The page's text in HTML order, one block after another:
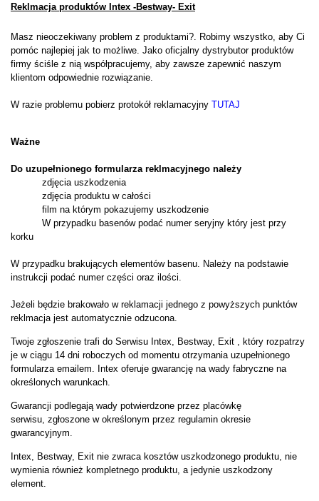
Reklmacja produktów Intex -Bestway- Exit
Masz nieoczekiwany problem z produktami?.
Robimy wszystko, aby Ci
pomóc najlepiej jak to możliwe. Jako oficjalny dystrybutor produktów
firmy ściśle z nią współpracujemy, aby zawsze zapewnić naszym
klientom odpowiednie rozwiązanie.
W razie problemu pobierz protokół reklamacyjny TUTAJ
Ważne
Do uzupełnionego formularza reklmacyjnego należy
zdjęcia uszkodzenia
zdjęcia produktu w całości
film na którym pokazujemy uszkodzenie
W przypadku basenów podać numer seryjny który jest przy
korku
W przypadku brakujących elementów basenu. Należy na podstawie
instrukcji podać numer części oraz ilości.
Jeżeli będzie brakowało w reklamacji jednego z powyższych punktów
reklmacja jest automatycznie odzucona.
Twoje zgłoszenie trafi do Serwisu Intex, Bestway, Exit , który rozpatrzy
je w ciągu 14 dni roboczych od momentu otrzymania uzupełnionego
formularza emailem.
Intex oferuje gwarancję na wady fabryczne na
określonych warunkach.
Gwarancji podlegają wady potwierdzone przez placówkę
serwisu, zgłoszone w określonym przez regulamin okresie
gwarancyjnym.
Intex, Bestway, Exit nie zwraca kosztów uszkodzonego produktu, nie
wymienia również kompletnego produktu, a jedynie uszkodzony
element.